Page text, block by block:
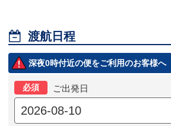
 渡航日程
深夜0時付近の便をご利用のお客様へ
必須 ご出発日